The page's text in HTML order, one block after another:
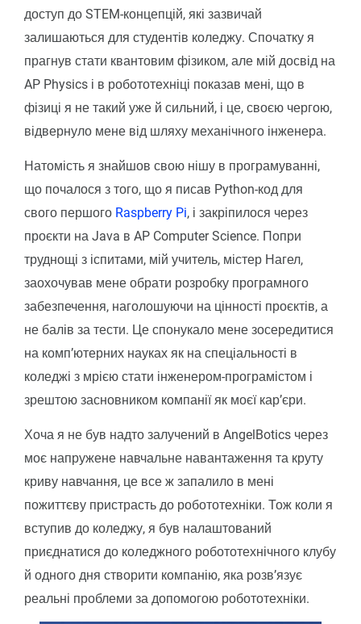
доступ до STEM-концепцій, які зазвичай
залишаються для студентів коледжу. Спочатку я
прагнув стати квантовим фізиком, але мій досвід на
AP Physics і в робототехніці показав мені, що в
фізиці я не такий уже й сильний, і це, своєю чергою,
відвернуло мене від шляху механічного інженера.
Натомість я знайшов свою нішу в програмуванні,
що почалося з того, що я писав Python-код для
свого першого Raspberry Pi, і закріпилося через
проєкти на Java в AP Computer Science. Попри
труднощі з іспитами, мій учитель, містер Нагел,
заохочував мене обрати розробку програмного
забезпечення, наголошуючи на цінності проєктів, а
не балів за тести. Це спонукало мене зосередитися
на комп’ютерних науках як на спеціальності в
коледжі з мрією стати інженером-програмістом і
зрештою засновником компанії як моєї кар’єри.
Хоча я не був надто залучений в AngelBotics через
моє напружене навчальне навантаження та круту
криву навчання, це все ж запалило в мені
пожиттєву пристрасть до робототехніки. Тож коли я
вступив до коледжу, я був налаштований
приєднатися до коледжного робототехнічного клубу
й одного дня створити компанію, яка розв’язує
реальні проблеми за допомогою робототехніки.